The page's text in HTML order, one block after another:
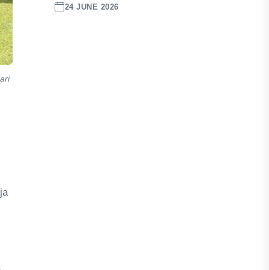
24 JUNE 2026